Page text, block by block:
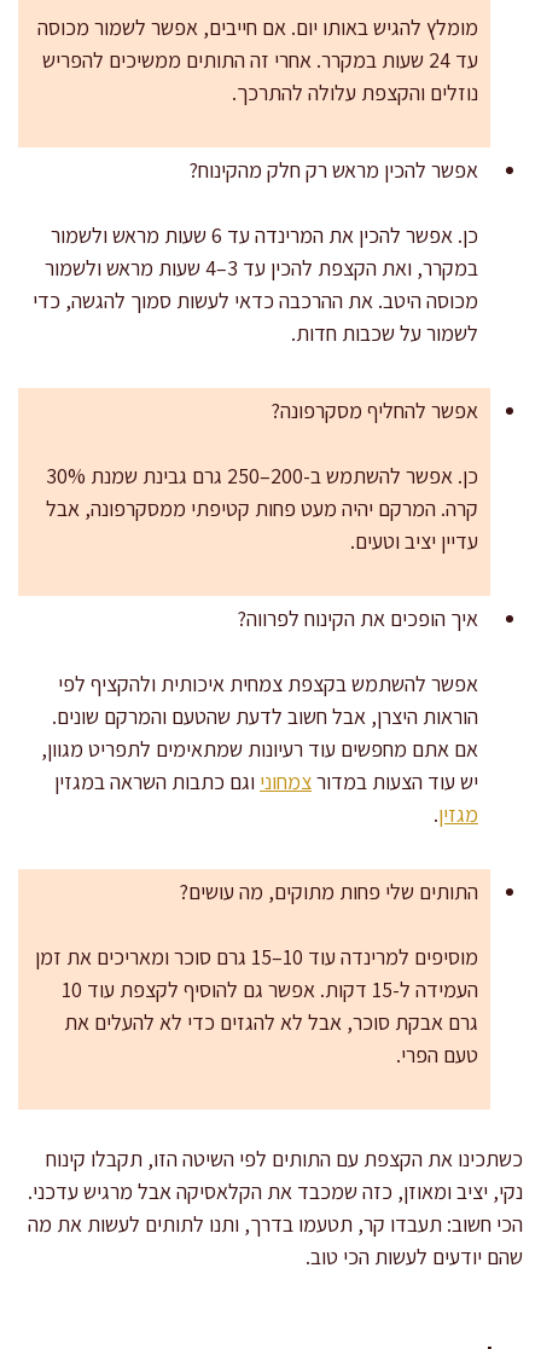
מומלץ להגיש באותו יום. אם חייבים, אפשר לשמור מכוסה
עד 24 שעות במקרר. אחרי זה התותים ממשיכים להפריש
נוזלים והקצפת עלולה להתרכך.
אפשר להכין מראש רק חלק מהקינוח?
כן. אפשר להכין את המרינדה עד 6 שעות מראש ולשמור
במקרר, ואת הקצפת להכין עד 3–4 שעות מראש ולשמור
מכוסה היטב. את ההרכבה כדאי לעשות סמוך להגשה, כדי
לשמור על שכבות חדות.
אפשר להחליף מסקרפונה?
כן. אפשר להשתמש ב-200–250 גרם גבינת שמנת 30%
קרה. המרקם יהיה מעט פחות קטיפתי ממסקרפונה, אבל
עדיין יציב וטעים.
איך הופכים את הקינוח לפרווה?
אפשר להשתמש בקצפת צמחית איכותית ולהקציף לפי
הוראות היצרן, אבל חשוב לדעת שהטעם והמרקם שונים.
אם אתם מחפשים עוד רעיונות שמתאימים לתפריט מגוון,
יש עוד הצעות במדורצמחוני וגם כתבות השראה במגזין
מגזין.
התותים שלי פחות מתוקים, מה עושים?
מוסיפים למרינדה עוד 10–15 גרם סוכר ומאריכים את זמן
העמידה ל-15 דקות. אפשר גם להוסיף לקצפת עוד 10
גרם אבקת סוכר, אבל לא להגזים כדי לא להעלים את
טעם הפרי.
כשתכינו את הקצפת עם התותים לפי השיטה הזו, תקבלו קינוח
נקי, יציב ומאוזן, כזה שמכבד את הקלאסיקה אבל מרגיש עדכני.
הכי חשוב: תעבדו קר, תטעמו בדרך, ותנו לתותים לעשות את מה
שהם יודעים לעשות הכי טוב.